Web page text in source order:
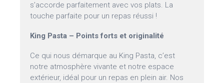
s’accorde parfaitement avec vos plats. La
touche parfaite pour un repas réussi !
King Pasta – Points forts et originalité
Ce qui nous démarque au King Pasta, c’est
notre atmosphère vivante et notre espace
extérieur, idéal pour un repas en plein air. Nos